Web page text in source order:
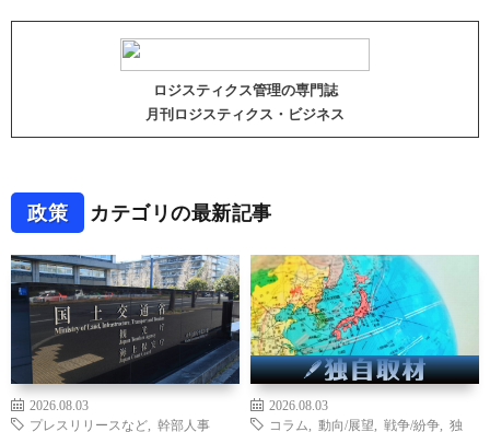
ロジスティクス管理の専門誌
月刊ロジスティクス・ビジネス
政策 カテゴリの最新記事
2026.08.03
プレスリリースなど
幹部人事
2026.08.03
コラム
動向/展望 戦争/紛争
独